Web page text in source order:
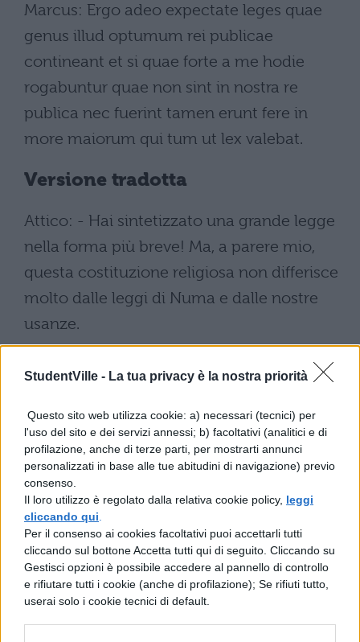
StudentVille - La tua privacy è la nostra priorità
Questo sito web utilizza cookie: a) necessari (tecnici) per
l'uso del sito e dei servizi annessi; b) facoltativi (analitici e di
profilazione, anche di terze parti, per mostrarti annunci
personalizzati in base alle tue abitudini di navigazione) previo
consenso.
Il loro utilizzo è regolato dalla relativa cookie policy, leggi
cliccando qui
Per il consenso ai cookies facoltativi puoi accettarli tutti
cliccando sul bottone Accetta tutti qui di seguito. Cliccando su
Gestisci opzioni è possibile accedere al pannello di controllo
e rifiutare tutti i cookie (anche di profilazione); Se rifiuti tutto,
userai solo i cookie tecnici di default.
Marcus: Ergo adeo expectate leges quae
genus illud optumum rei publicae
contineant et si quae forte a me hodie
rogabuntur quae non sint in nostra re
publica nec fuerint tamen erunt fere in
more maiorum qui tum ut lex valebat.
Versione tradotta
Attico: - Hai sintetizzato una grande legge
nella forma più breve! Ma, a parere mio,
questa costituzione religiosa non differisce
molto dalle leggi di Numa e dalle nostre
usanze.
sembra che l'Africano dichiari, di tutti gli
ordinamenti civili, che quello nostro antico
è stato il migliore, forse non ritieni che si
debbano attribuire leggi adeguate ad un
ottimo Stato?
Attico: - In realtà la penso esattamente
così.
Marco: - Ed allora aspettatevi delle leggi
che governino quel tipo ottimo di Stato, e